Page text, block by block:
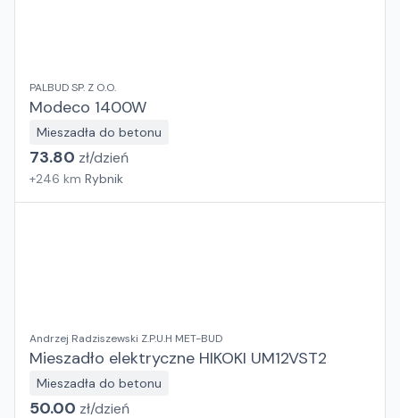
PALBUD SP. Z O.O.
Modeco 1400W
Mieszadła do betonu
73.80 zł/dzień
+246 km Rybnik
Andrzej Radziszewski Z.P.U.H MET-BUD
Mieszadło elektryczne HIKOKI UM12VST2
Mieszadła do betonu
50.00 zł/dzień